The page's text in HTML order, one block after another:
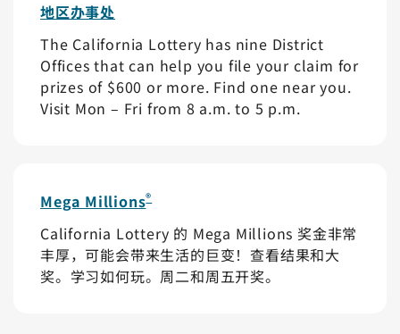
地区办事处
The California Lottery has nine District
Offices that can help you file your claim for
prizes of $600 or more. Find one near you.
Visit Mon – Fri from 8 a.m. to 5 p.m.
Mega Millions®
California Lottery 的 Mega Millions 奖金非常
丰厚，可能会带来生活的巨变！查看结果和大
奖。学习如何玩。周二和周五开奖。